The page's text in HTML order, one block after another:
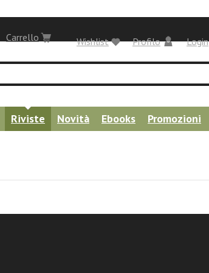
Login
Carrello Profilo
Wishlist
Riviste Novità Ebooks Promozioni